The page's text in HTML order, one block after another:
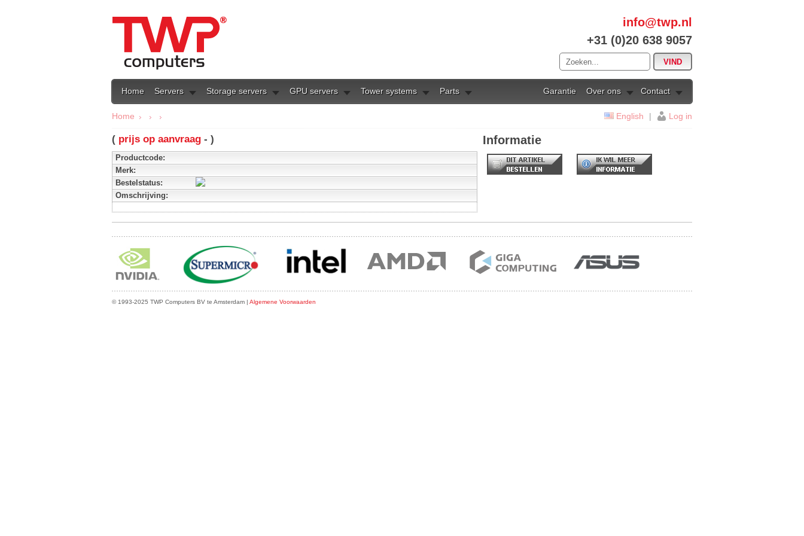
info@twp.nl
+31 (0)20 638 9057
Home Servers Storage servers GPU servers Tower systems Parts Contact
Over ons
Garantie
Home English | Log in
( prijs op aanvraag - )
Productcode:
Merk:
Bestelstatus:
Omschrijving:
Informatie
© 1993-2025 TWP Computers BV te Amsterdam | Algemene Voorwaarden